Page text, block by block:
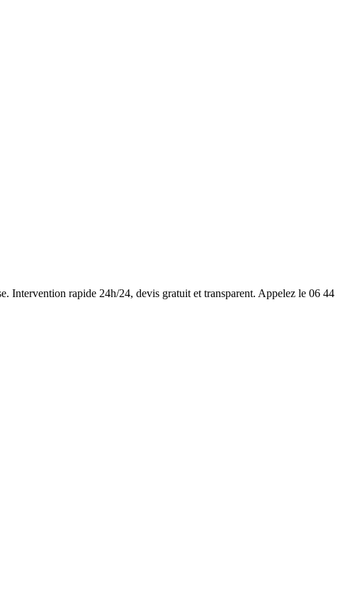
Intervention rapide 24h/24, devis gratuit et transparent. Appelez le 06 44